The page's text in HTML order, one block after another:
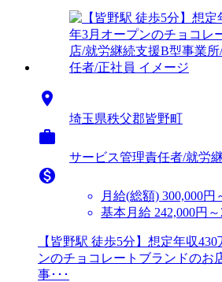

埼玉県秩父郡皆野町

サービス管理責任者/就労

月給(総額) 300,000円
基本月給 242,000円～
【皆野駅 徒歩5分】想定年収
ンのチョコレートブランドのお
事･･･